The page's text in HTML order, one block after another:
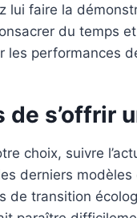
lui faire la
du temps
les performances
de s’offrir
choix, suivre
derniers
de transition